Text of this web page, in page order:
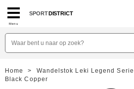
Menu
SPORTDISTRICT
Home >
Wandelstok Leki Legend
Black Copper